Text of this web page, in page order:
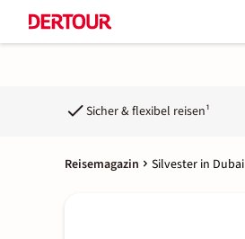
Sicher & flexibel reisen¹
Reisemagazin Silvester in Dubai